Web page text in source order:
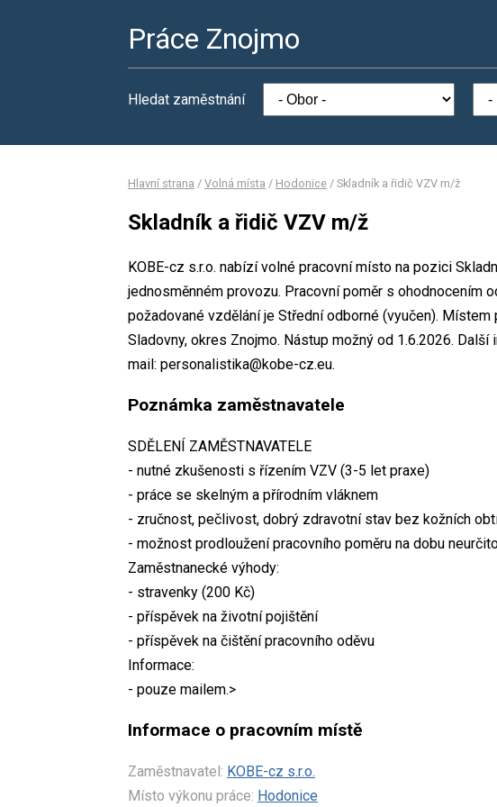
Práce Znojmo
Hledat zaměstnání
Hlavní strana / Volná místa / Hodonice / Skladník a řidič VZV m/ž
Skladník a řidič VZV m/ž
KOBE-cz s.r.o. nabízí volné pracovní místo na pozici
jednosměnném provozu. Pracovní poměr s ohodnocením
požadované vzdělání je Střední odborné (vyučen). Místem
Sladovny, okres Znojmo. Nástup možný od 1.6.2026.
mail: personalistika@kobe-cz.eu.
Poznámka zaměstnavatele
SDĚLENÍ ZAMĚSTNAVATELE
- nutné zkušenosti s řízením VZV (3-5 let praxe)
- práce se skelným a přírodním vláknem
- zručnost, pečlivost, dobrý zdravotní stav bez kožních
- možnost prodloužení pracovního poměru na dobu
Zaměstnanecké výhody:
- stravenky (200 Kč)
- příspěvek na životní pojištění
- příspěvek na čištění pracovního oděvu
Informace:
- pouze mailem.>
Informace o pracovním místě
Zaměstnavatel: KOBE-cz s.r.o.
Místo výkonu práce: Hodonice